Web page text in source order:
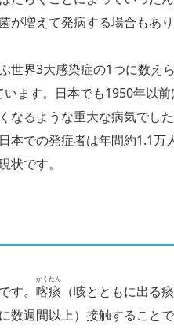
が増えて発病する場合もあ
世界3大感染症の1つに数え
ます。日本でも1950年以
なるような重大な病気でし
本での発症者は年間約1.1
状です。
す。 喀痰
かくたん
（咳とともに出る
数週間以上）接触すること